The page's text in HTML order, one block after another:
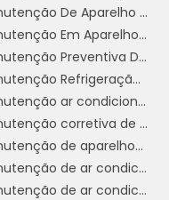
programada
manter o fan coil
problemas
durabilidade do
Manutenção De Aparelho De Refrigeração
Manutenção Em Aparelho Chiller
Manutenção Preventiva De Ar Condicionado
Manutenção Refrigeração Industrial
Manutenção ar condicionado de janela
Manutenção corretiva de sistema de ar condicionado
Manutenção de aparelhos de ar condicionado
Manutenção de ar condicionado Chiller
Manutenção de ar condicionado campinas